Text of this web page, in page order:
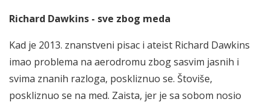
Richard Dawkins - sve zbog meda
Kad je 2013. znanstveni pisac i ateist Richard Dawkins
imao problema na aerodromu zbog sasvim jasnih i
svima znanih razloga, poskliznuo se. Štoviše,
poskliznuo se na med. Zaista, jer je sa sobom nosio